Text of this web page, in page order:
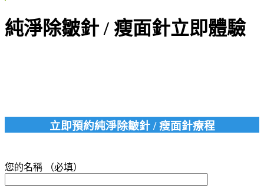
純淨除皺針 / 瘦面針立即體驗
立即預約純淨除皺針 / 瘦面針療程
您的名稱 （必填）